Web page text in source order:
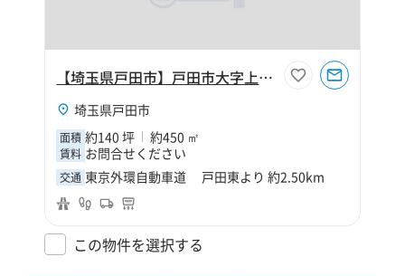
【埼玉県戸田市】戸田市大字上戸田140坪倉庫
埼玉県戸田市
面積 約140 坪 約450 ㎡
賃料 お問合せください
交通 東京外環自動車道 戸田東より 約2.50km
この物件を選択する